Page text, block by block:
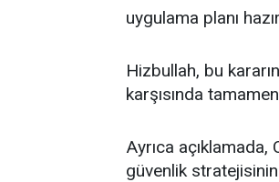
uygulama planı
Hizbullah, bu
karşısında
Ayrıca açıklamada,
güvenlik